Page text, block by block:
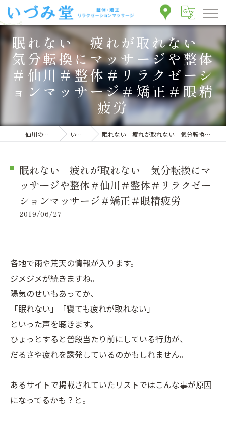
眠れない 疲れが取れない
気分転換にマッサージや整体
＃仙川＃整体＃リラクゼーシ
ョンマッサージ＃矯正＃眼精
疲労
仙川の整体ならいづみ堂整体院 いづみ堂のブログ 眠れない 疲れが取れない 気分転換にマッサージや整体＃仙川＃整体＃リラクゼーションマッサージ＃矯正＃眼精疲労
眠れない 疲れが取れない 気分転換にマ
ッサージや整体＃仙川＃整体＃リラクゼー
ションマッサージ＃矯正＃眼精疲労
2019/06/27
各地で雨や荒天の情報が入ります。
ジメジメが続きますね。
陽気のせいもあってか、
「眠れない」「寝ても疲れが取れない」
といった声を聴きます。
ひょっとすると普段当たり前にしている行動が、
だるさや疲れを誘発しているのかもしれません。
あるサイトで掲載されていたリストではこんな事が原因
になってるかも？と。